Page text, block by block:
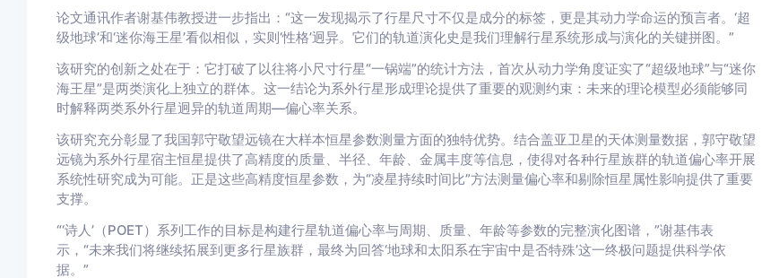
论文通讯作者谢基伟教授进一步指出：“这一发现揭示了行星尺寸不仅是成分的标签，更是其动力学命运的预言者。‘超
级地球’和‘迷你海王星’看似相似，实则‘性格’迥异。它们的轨道演化史是我们理解行星系统形成与演化的关键拼图。”
该研究的创新之处在于：它打破了以往将小尺寸行星“一锅端”的统计方法，首次从动力学角度证实了“超级地球”与“迷你
海王星”是两类演化上独立的群体。这一结论为系外行星形成理论提供了重要的观测约束：未来的理论模型必须能够同
时解释两类系外行星迥异的轨道周期—偏心率关系。
该研究充分彰显了我国郭守敬望远镜在大样本恒星参数测量方面的独特优势。结合盖亚卫星的天体测量数据，郭守敬望
远镜为系外行星宿主恒星提供了高精度的质量、半径、年龄、金属丰度等信息，使得对各种行星族群的轨道偏心率开展
系统性研究成为可能。正是这些高精度恒星参数，为“凌星持续时间比”方法测量偏心率和剔除恒星属性影响提供了重要
支撑。
“‘诗人’（POET）系列工作的目标是构建行星轨道偏心率与周期、质量、年龄等参数的完整演化图谱，”谢基伟表
示，“未来我们将继续拓展到更多行星族群，最终为回答‘地球和太阳系在宇宙中是否特殊’这一终极问题提供科学依
据。”